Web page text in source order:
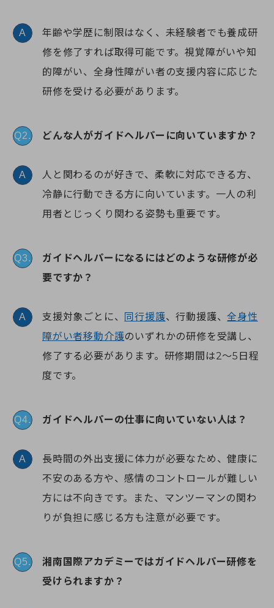
A
年齢や学歴に制限はなく、未経験者でも養成研
修を修了すれば取得可能です。視覚障がいや知
的障がい、全身性障がい者の支援内容に応じた
研修を受ける必要があります。
Q2. どんな人がガイドヘルパーに向いていますか？
A
人と関わるのが好きで、柔軟に対応できる方、
冷静に行動できる方に向いています。一人の利
用者とじっくり関わる姿勢も重要です。
Q3.
ガイドヘルパーになるにはどのような研修が必
要ですか？
A 支援対象ごとに、 同行援護、行動援護、全身性
障がい者移動介護のいずれかの研修を受講し、
修了する必要があります。研修期間は2～5日程
度です。
Q4. ガイドヘルパーの仕事に向いていない人は？
A
長時間の外出支援に体力が必要なため、健康に
不安のある方や、感情のコントロールが難しい
方には不向きです。また、マンツーマンの関わ
りが負担に感じる方も注意が必要です。
Q5.
湘南国際アカデミーではガイドヘルパー研修を
受けられますか？